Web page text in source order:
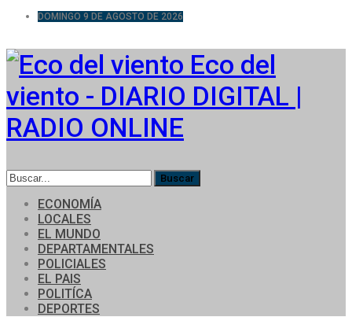
DOMINGO 9 DE AGOSTO DE 2026
Eco del
viento - DIARIO DIGITAL |
RADIO ONLINE
ECONOMÍA
LOCALES
EL MUNDO
DEPARTAMENTALES
POLICIALES
EL PAIS
POLITÍCA
DEPORTES